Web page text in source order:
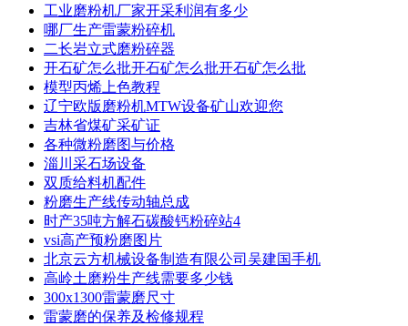
工业磨粉机厂家开采利润有多少
哪厂生产雷蒙粉碎机
二长岩立式磨粉碎器
开石矿怎么批开石矿怎么批开石矿怎么批
模型丙烯上色教程
辽宁欧版磨粉机MTW设备矿山欢迎您
吉林省煤矿采矿证
各种微粉磨图与价格
淄川采石场设备
双质给料机配件
粉磨生产线传动轴总成
时产35吨方解石碳酸钙粉碎站4
vsi高产预粉磨图片
北京云方机械设备制造有限公司吴建国手机
高岭土磨粉生产线需要多少钱
300x1300雷蒙磨尺寸
雷蒙磨的保养及检修规程